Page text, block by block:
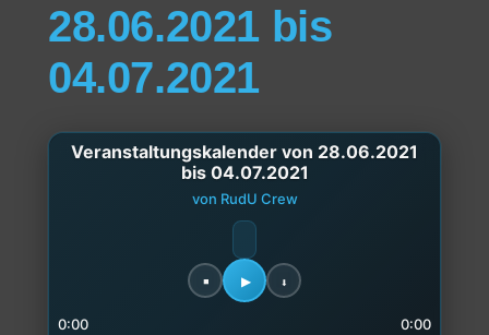
28.06.2021 bis
04.07.2021
Veranstaltungskalender von 28.06.2021
bis 04.07.2021
von RudU Crew
0:00 0:00